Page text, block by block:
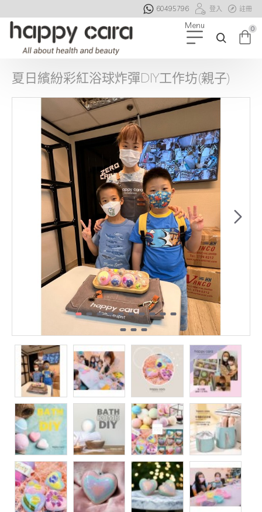
60495796 登入 註冊
0
夏日繽紛彩紅浴球炸彈DIY工作坊(親子)